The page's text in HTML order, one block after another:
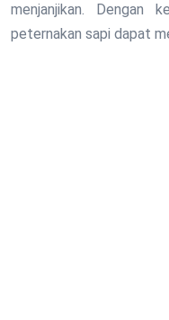
menjanjikan. Dengan
peternakan sapi dapat